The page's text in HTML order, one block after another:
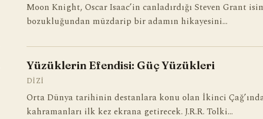
Moon Knight, Oscar Isaac’in canladırdığı Steven Grant
bozukluğundan müzdarip bir adamın hikayesini…
Yüzüklerin Efendisi: Güç Yüzükleri
DIZI
Orta Dünya tarihinin destanlara konu olan İkinci
kahramanları ilk kez ekrana getirecek. J.R.R. Tolki…